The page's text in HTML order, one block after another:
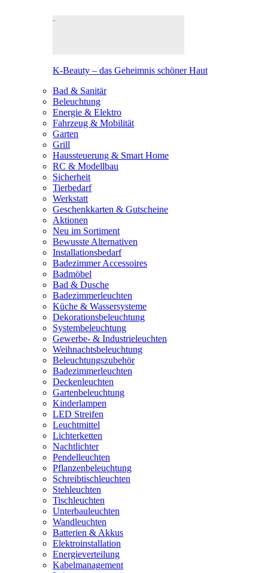
K-Beauty – das Geheimnis schöner Haut
Bad & Sanitär
Beleuchtung
Energie & Elektro
Fahrzeug & Mobilität
Garten
Grill
Haussteuerung & Smart Home
RC & Modellbau
Sicherheit
Tierbedarf
Werkstatt
Geschenkkarten & Gutscheine
Aktionen
Neu im Sortiment
Bewusste Alternativen
Installationsbedarf
Badezimmer Accessoires
Badmöbel
Bad & Dusche
Badezimmerleuchten
Küche & Wassersysteme
Dekorationsbeleuchtung
Systembeleuchtung
Gewerbe- & Industrieleuchten
Weihnachtsbeleuchtung
Beleuchtungszubehör
Badezimmerleuchten
Deckenleuchten
Gartenbeleuchtung
Kinderlampen
LED Streifen
Leuchtmittel
Lichterketten
Nachtlichter
Pendelleuchten
Pflanzenbeleuchtung
Schreibtischleuchten
Stehleuchten
Tischleuchten
Unterbauleuchten
Wandleuchten
Batterien & Akkus
Elektroinstallation
Energieverteilung
Kabelmanagement